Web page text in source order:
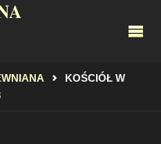
KOŚCIÓŁ W